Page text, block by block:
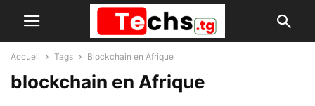
Accueil Tags Blockchain en Afrique
blockchain en Afrique